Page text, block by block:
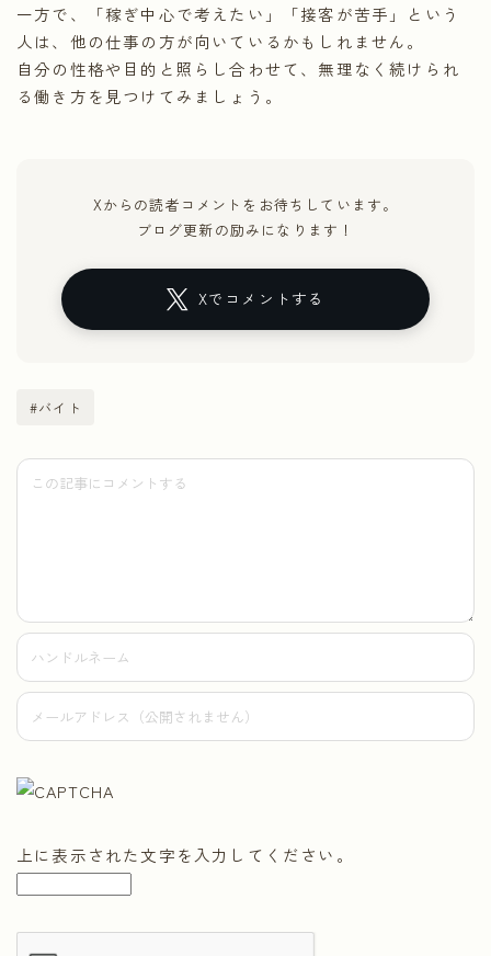
一方で、「稼ぎ中心で考えたい」「接客が苦手」という
人は、他の仕事の方が向いているかもしれません。
自分の性格や目的と照らし合わせて、無理なく続けられ
る働き方を見つけてみましょう。
Xからの読者コメントをお待ちしています。
ブログ更新の励みになります！
Xでコメントする
#バイト
上に表示された文字を入力してください。